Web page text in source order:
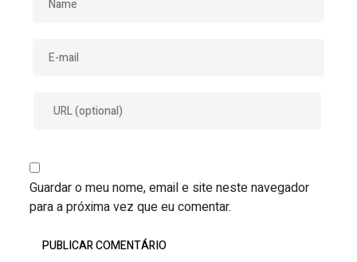
Guardar o meu nome, email e site neste navegador
para a próxima vez que eu comentar.